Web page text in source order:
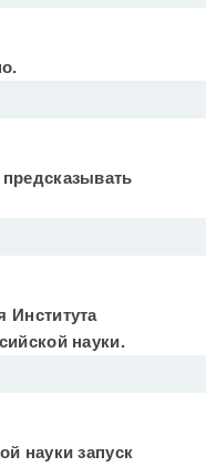
Института
науки.
науки запуск